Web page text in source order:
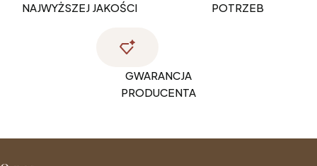
NAJWYŻSZEJ JAKOŚCI
POTRZEB
GWARANCJA
PRODUCENTA